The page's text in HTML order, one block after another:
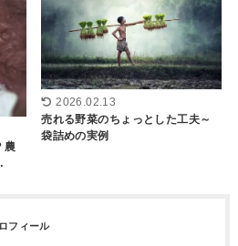
農
2026.02.13
売れる野菜のちょっとした工夫～
袋詰めの実例